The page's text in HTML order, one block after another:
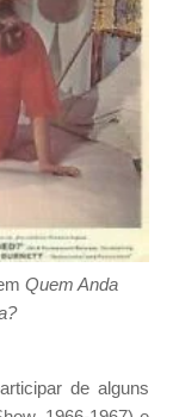
Quem Anda
de alguns